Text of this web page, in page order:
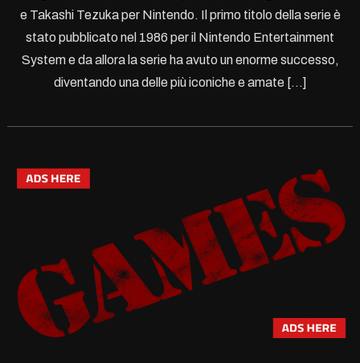
e Takashi Tezuka per Nintendo. Il primo titolo della serie è
stato pubblicato nel 1986 per il Nintendo Entertainment
System e da allora la serie ha avuto un enorme successo,
diventando una delle più iconiche e amate […]